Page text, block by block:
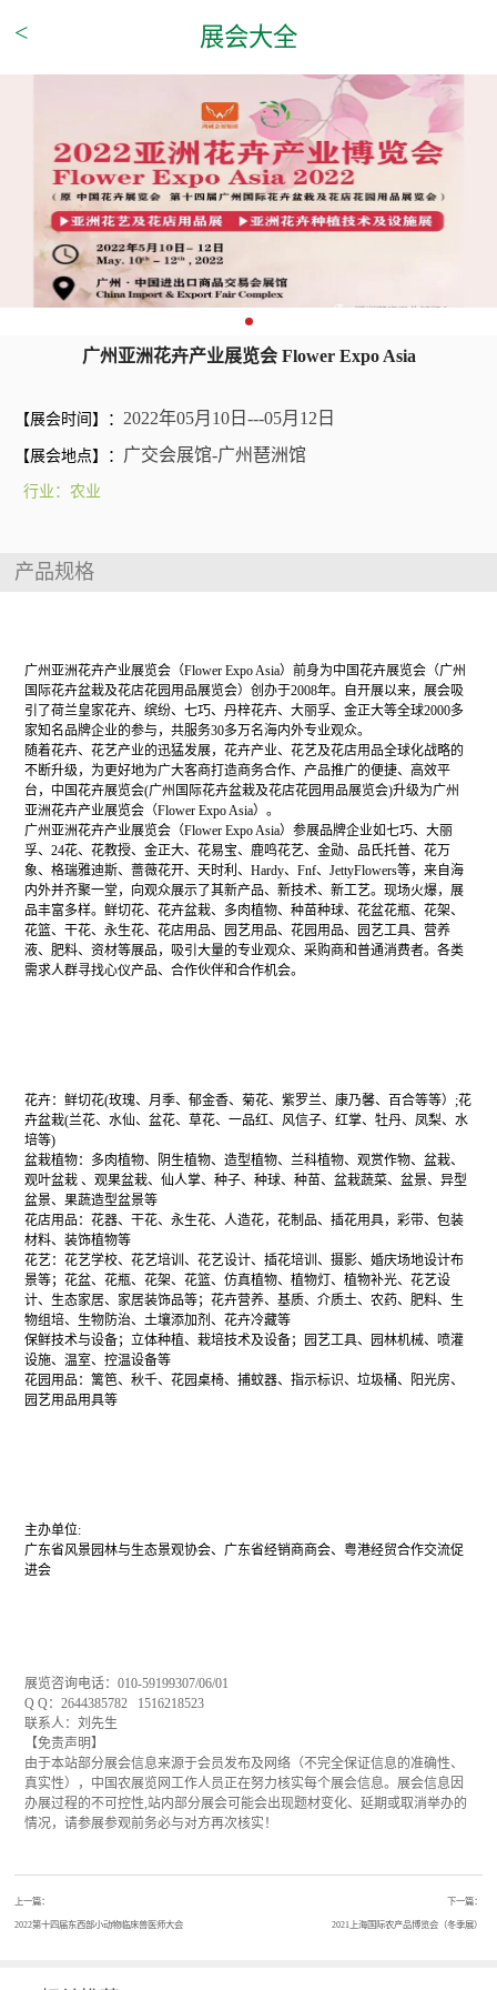
< 展会大全
广州亚洲花卉产业展览会 Flower Expo Asia
【展会时间】：2022年05月10日---05月12日
【展会地点】： 广交会展馆-广州琶洲馆
行业：农业
产品规格
广州亚洲花卉产业展览会（Flower Expo Asia）前身为中国花卉展览会（广州
国际花卉盆栽及花店花园用品展览会）创办于2008年。自开展以来，展会吸
引了荷兰皇家花卉、缤纷、七巧、丹梓花卉、大丽孚、金正大等全球2000多
家知名品牌企业的参与，共服务30多万名海内外专业观众。
随着花卉、花艺产业的迅猛发展，花卉产业、花艺及花店用品全球化战略的
不断升级，为更好地为广大客商打造商务合作、产品推广的便捷、高效平
台，中国花卉展览会(广州国际花卉盆栽及花店花园用品展览会)升级为广州
亚洲花卉产业展览会（Flower Expo Asia）。
广州亚洲花卉产业展览会（Flower Expo Asia）参展品牌企业如七巧、大丽
孚、24花、花教授、金正大、花易宝、鹿鸣花艺、金勋、品氏托普、花万
象、格瑞雅迪斯、蔷薇花开、天时利、Hardy、Fnf、JettyFlowers等，来自海
内外并齐聚一堂，向观众展示了其新产品、新技术、新工艺。现场火爆，展
品丰富多样。鲜切花、花卉盆栽、多肉植物、种苗种球、花盆花瓶、花架、
花篮、干花、永生花、花店用品、园艺用品、花园用品、园艺工具、营养
液、肥料、资材等展品，吸引大量的专业观众、采购商和普通消费者。各类
需求人群寻找心仪产品、合作伙伴和合作机会。
花卉：鲜切花(玫瑰、月季、郁金香、菊花、紫罗兰、康乃馨、百合等等）;花
卉盆栽(兰花、水仙、盆花、草花、一品红、风信子、红掌、牡丹、凤梨、水
培等)
盆栽植物：多肉植物、阴生植物、造型植物、兰科植物、观赏作物、盆栽、
观叶盆栽 、观果盆栽、仙人掌、种子、种球、种苗、盆栽蔬菜、盆景、异型
盆景、果蔬造型盆景等
花店用品：花器、干花、永生花、人造花，花制品、插花用具，彩带、包装
材料、装饰植物等
花艺：花艺学校、花艺培训、花艺设计、插花培训、摄影、婚庆场地设计布
景等；花盆、花瓶、花架、花篮、仿真植物、植物灯、植物补光、花艺设
计、生态家居、家居装饰品等；花卉营养、基质、介质土、农药、肥料、生
物组培、生物防治、土壤添加剂、花卉冷藏等
保鲜技术与设备；立体种植、栽培技术及设备；园艺工具、园林机械、喷灌
设施、温室、控温设备等
花园用品：篱笆、秋千、花园桌椅、捕蚊器、指示标识、垃圾桶、阳光房、
园艺用品用具等
主办单位:
广东省风景园林与生态景观协会、广东省经销商商会、粤港经贸合作交流促
进会
展览咨询电话：010-59199307/06/01
Q Q：2644385782 1516218523
联系人：刘先生
【免责声明】
由于本站部分展会信息来源于会员发布及网络（不完全保证信息的准确性、
真实性），中国农展览网工作人员正在努力核实每个展会信息。展会信息因
办展过程的不可控性,站内部分展会可能会出现题材变化、延期或取消举办的
情况，请参展参观前务必与对方再次核实！
上一篇：
2022第十四届东西部小动物临床兽医师大会
下一篇：
2021上海国际农产品博览会（冬季展）